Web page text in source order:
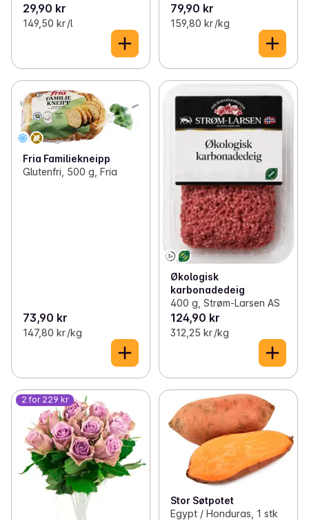
29,90 kr
149,50 kr /l
79,90 kr
159,80 kr /kg
Fria Familiekneipp
Glutenfri, 500 g, Fria
73,90 kr
147,80 kr /kg
Økologisk
karbonadedeig
400 g, Strøm-Larsen AS
124,90 kr
312,25 kr /kg
2 for 229 kr
Stor Søtpotet
Egypt / Honduras, 1 stk